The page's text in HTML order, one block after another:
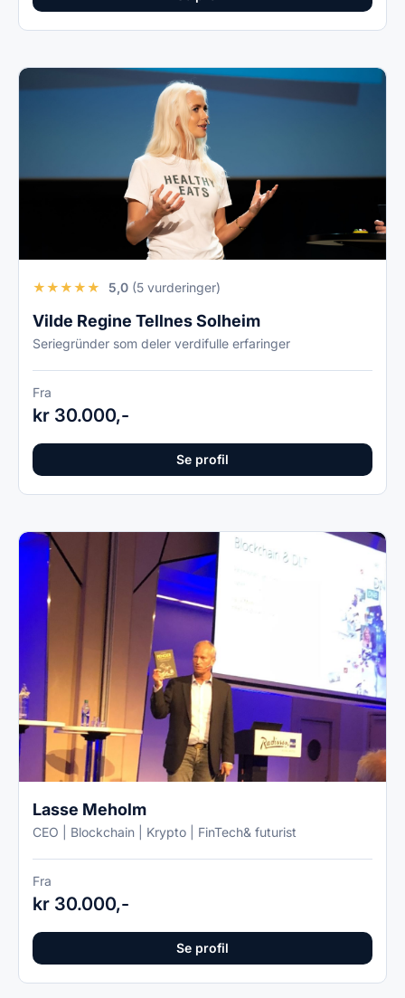
★★★★★ 5,0 (5 vurderinger)
Vilde Regine Tellnes Solheim
Seriegründer som deler verdifulle erfaringer
Fra
kr 30.000,-
Se profil
Lasse Meholm
CEO | Blockchain | Krypto | FinTech& futurist
Fra
kr 30.000,-
Se profil